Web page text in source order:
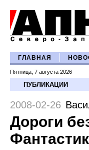
ГЛАВНАЯ
Пятница, 7 августа 2026
ПУБЛИКАЦИИ
2008-02-26
Дороги